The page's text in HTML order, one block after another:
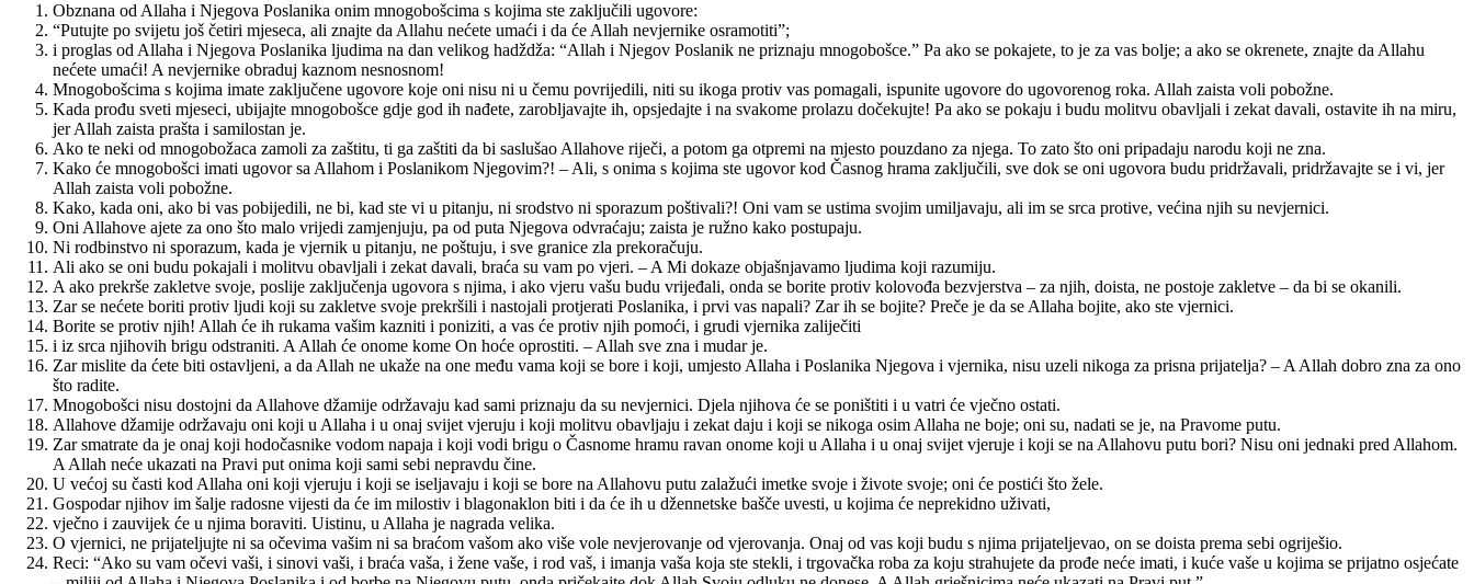
Obznana od Allaha i Njegova Poslanika onim mnogobošcima s kojima ste zaključili ugovore:
“Putujte po svijetu još četiri mjeseca, ali znajte da Allahu nećete umaći i da će Allah nevjernike osramotiti”;
i proglas od Allaha i Njegova Poslanika ljudima na dan velikog hadždža: “Allah i Njegov Poslanik ne priznaju mnogobošce.” Pa ako se pokajete, to je za vas bolje; a ako se okrenete, znajte da Allahu
nećete umaći! A nevjernike obraduj kaznom nesnosnom!
Mnogobošcima s kojima imate zaključene ugovore koje oni nisu ni u čemu povrijedili, niti su ikoga protiv vas pomagali, ispunite ugovore do ugovorenog roka. Allah zaista voli pobožne.
Kada prođu sveti mjeseci, ubijajte mnogobošce gdje god ih nađete, zarobljavajte ih, opsjedajte i na svakome prolazu dočekujte! Pa ako se pokaju i budu molitvu obavljali i zekat davali, ostavite ih na miru,
jer Allah zaista prašta i samilostan je.
Ako te neki od mnogobožaca zamoli za zaštitu, ti ga zaštiti da bi saslušao Allahove riječi, a potom ga otpremi na mjesto pouzdano za njega. To zato što oni pripadaju narodu koji ne zna.
Kako će mnogobošci imati ugovor sa Allahom i Poslanikom Njegovim?! – Ali, s onima s kojima ste ugovor kod Časnog hrama zaključili, sve dok se oni ugovora budu pridržavali, pridržavajte se i vi, jer
Allah zaista voli pobožne.
Kako, kada oni, ako bi vas pobijedili, ne bi, kad ste vi u pitanju, ni srodstvo ni sporazum poštivali?! Oni vam se ustima svojim umiljavaju, ali im se srca protive, većina njih su nevjernici.
Oni Allahove ajete za ono što malo vrijedi zamjenjuju, pa od puta Njegova odvraćaju; zaista je ružno kako postupaju.
Ni rodbinstvo ni sporazum, kada je vjernik u pitanju, ne poštuju, i sve granice zla prekoračuju.
Ali ako se oni budu pokajali i molitvu obavljali i zekat davali, braća su vam po vjeri. – A Mi dokaze objašnjavamo ljudima koji razumiju.
A ako prekrše zakletve svoje, poslije zaključenja ugovora s njima, i ako vjeru vašu budu vrijeđali, onda se borite protiv kolovođa bezvjerstva – za njih, doista, ne postoje zakletve – da bi se okanili.
Zar se nećete boriti protiv ljudi koji su zakletve svoje prekršili i nastojali protjerati Poslanika, i prvi vas napali? Zar ih se bojite? Preče je da se Allaha bojite, ako ste vjernici.
Borite se protiv njih! Allah će ih rukama vašim kazniti i poniziti, a vas će protiv njih pomoći, i grudi vjernika zaliječiti
i iz srca njihovih brigu odstraniti. A Allah će onome kome On hoće oprostiti. – Allah sve zna i mudar je.
Zar mislite da ćete biti ostavljeni, a da Allah ne ukaže na one među vama koji se bore i koji, umjesto Allaha i Poslanika Njegova i vjernika, nisu uzeli nikoga za prisna prijatelja? – A Allah dobro zna za ono
što radite.
Mnogobošci nisu dostojni da Allahove džamije održavaju kad sami priznaju da su nevjernici. Djela njihova će se poništiti i u vatri će vječno ostati.
Allahove džamije održavaju oni koji u Allaha i u onaj svijet vjeruju i koji molitvu obavljaju i zekat daju i koji se nikoga osim Allaha ne boje; oni su, nadati se je, na Pravome putu.
Zar smatrate da je onaj koji hodočasnike vodom napaja i koji vodi brigu o Časnome hramu ravan onome koji u Allaha i u onaj svijet vjeruje i koji se na Allahovu putu bori? Nisu oni jednaki pred Allahom.
A Allah neće ukazati na Pravi put onima koji sami sebi nepravdu čine.
U većoj su časti kod Allaha oni koji vjeruju i koji se iseljavaju i koji se bore na Allahovu putu zalažući imetke svoje i živote svoje; oni će postići što žele.
Gospodar njihov im šalje radosne vijesti da će im milostiv i blagonaklon biti i da će ih u džennetske bašče uvesti, u kojima će neprekidno uživati,
vječno i zauvijek će u njima boraviti. Uistinu, u Allaha je nagrada velika.
O vjernici, ne prijateljujte ni sa očevima vašim ni sa braćom vašom ako više vole nevjerovanje od vjerovanja. Onaj od vas koji budu s njima prijateljevao, on se doista prema sebi ogriješio.
Reci: “Ako su vam očevi vaši, i sinovi vaši, i braća vaša, i žene vaše, i rod vaš, i imanja vaša koja ste stekli, i trgovačka roba za koju strahujete da prođe neće imati, i kuće vaše u kojima se prijatno osjećate